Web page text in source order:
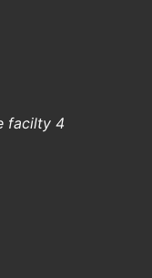
facilty 4